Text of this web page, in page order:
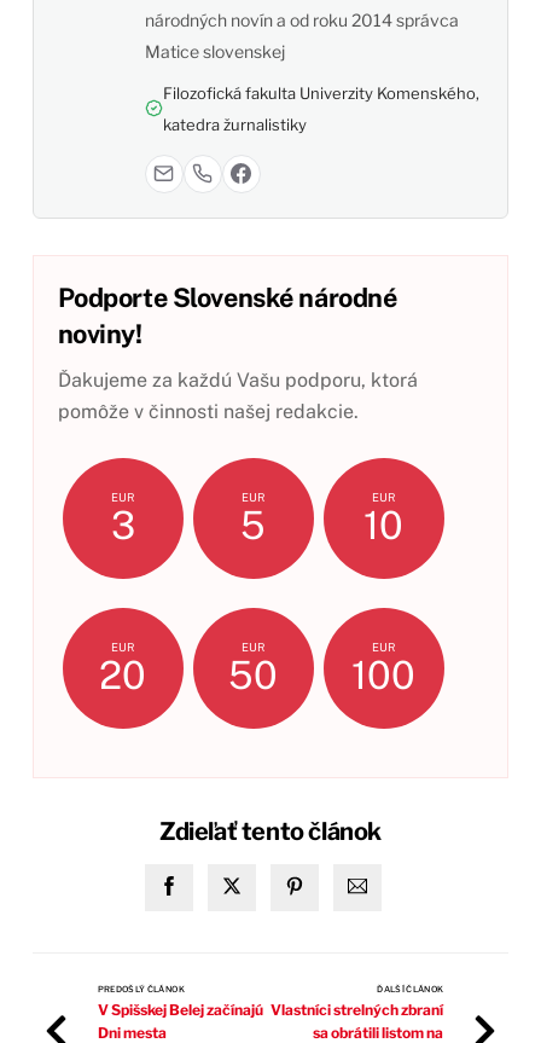
národných novín a od roku 2014 správca
Matice slovenskej
Filozofická fakulta Univerzity Komenského,
katedra žurnalistiky
Podporte Slovenské národné
noviny!
Ďakujeme za každú Vašu podporu, ktorá
pomôže v činnosti našej redakcie.
EUR
3
EUR
5
EUR
10
EUR
20
EUR
50
EUR
100
Zdieľať tento článok
PREDOŠLÝ ČLÁNOK
V Spišskej Belej začínajú
Dni mesta
ĎALŠÍ ČLÁNOK
Vlastníci strelných zbraní
sa obrátili listom na